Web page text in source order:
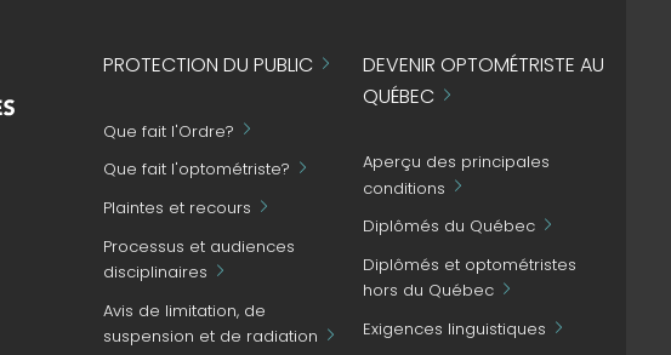
PROTECTION DU PUBLIC
Que fait l'Ordre?
Que fait l'optométriste?
Plaintes et recours
Processus et audiences
disciplinaires
Avis de limitation, de
suspension et de radiation
DEVENIR OPTOMÉTRISTE AU
QUÉBEC
Aperçu des principales
conditions
Diplômés du Québec
Diplômés et optométristes
hors du Québec
Exigences linguistiques